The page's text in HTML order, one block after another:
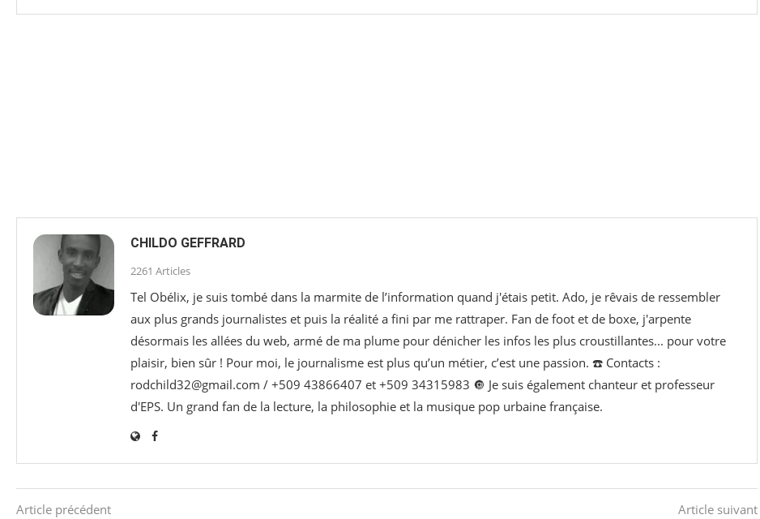
CHILDO GEFFRARD
2261 Articles
Tel Obélix, je suis tombé dans la marmite de l’information quand j'étais petit. Ado, je rêvais de ressembler
aux plus grands journalistes et puis la réalité a fini par me rattraper. Fan de foot et de boxe, j'arpente
désormais les allées du web, armé de ma plume pour dénicher les infos les plus croustillantes... pour votre
plaisir, bien sûr ! Pour moi, le journalisme est plus qu’un métier, c’est une passion. ☎️ Contacts :
rodchild32@gmail.com / +509 43866407 et +509 34315983 🔘 Je suis également chanteur et professeur
d'EPS. Un grand fan de la lecture, la philosophie et la musique pop urbaine française.
Article précédent Article suivant